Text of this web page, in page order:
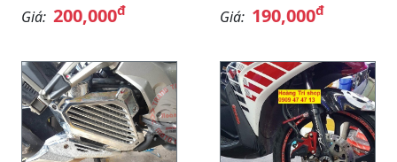
Giá: 200,000đ
Giá: 190,000đ